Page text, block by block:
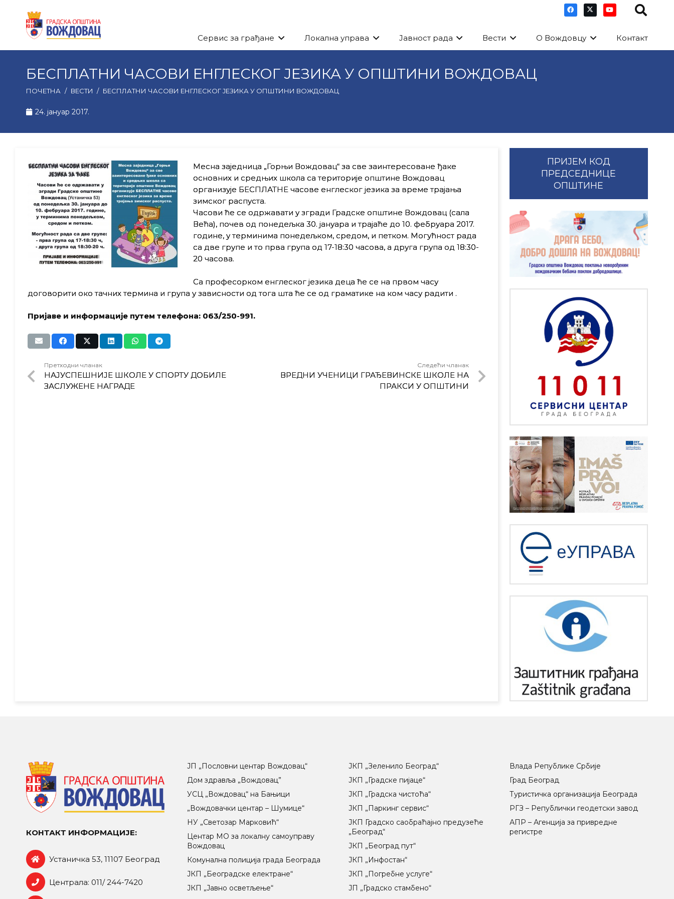
Сервис за грађане Локална управа Јавност рада Вести О Вождовцу Контакт
БЕСПЛАТНИ ЧАСОВИ ЕНГЛЕСКОГ ЈЕЗИКА У ОПШТИНИ ВОЖДОВАЦ
ПОЧЕТНА / ВЕСТИ / БЕСПЛАТНИ ЧАСОВИ ЕНГЛЕСКОГ ЈЕЗИКА У ОПШТИНИ ВОЖДОВАЦ
24. јануар 2017.
Месна заједница „Горњи Вождовац“ за све заинтересоване ђаке
основних и средњих школа са територије општине Вождовац
организује БЕСПЛАТНЕ часове енглеског језика за време трајања
зимског распуста.
Часови ће се одржавати у згради Градске општине Вождовац (сала
Већа), почев од понедељка 30. јануара и трајаће до 10. фебруара 2017.
године, у терминима понедељком, средом, и петком. Могућност рада
са две групе и то прва група од 17-18:30 часова, а друга група од 18:30-
20 часова.
Са професорком енглеског језика деца ће се на првом часу
договорити око тачних термина и група у зависности од тога шта ће се од граматике на ком часу радити .
Пријаве и информације путем телефона: 063/250-991.
Претходни чланак
НАЈУСПЕШНИЈЕ ШКОЛЕ У СПОРТУ ДОБИЛЕ
ЗАСЛУЖЕНЕ НАГРАДЕ
Следећи чланак
ВРЕДНИ УЧЕНИЦИ ГРАЂЕВИНСКЕ ШКОЛЕ НА
ПРАКСИ У ОПШТИНИ
ПРИЈЕМ КОД
ПРЕДСЕДНИЦЕ
ОПШТИНЕ
КОНТАКТ ИНФОРМАЦИЈЕ:
Устаничка 53, 11107 Београд
Централа: 011/ 244-7420
ЈП „Пословни центар Вождовац“
Дом здравља „Вождовац”
УСЦ „Вождовац“ на Бањици
„Вождовачки центар – Шумице“
НУ „Светозар Марковић“
Центар МO за локалну самоуправу
Вождовац
Комунална полиција града Београда
ЈКП „Београдске електране“
ЈКП „Јавно осветљење“
ЈКП „Зеленило Београд“
ЈКП „Градске пијаце“
ЈКП „Градска чистоћа“
ЈКП „Паркинг сервис“
ЈКП Градско саобраћајно предузеће
„Београд“
ЈКП „Београд пут“
ЈКП „Инфостан“
ЈКП „Погребне услуге“
ЈП „Градско стамбено“
Влада Републике Србије
Град Београд
Туристичка организација Београда
РГЗ – Републички геодетски завод
АПР – Агенција за привредне
регистре